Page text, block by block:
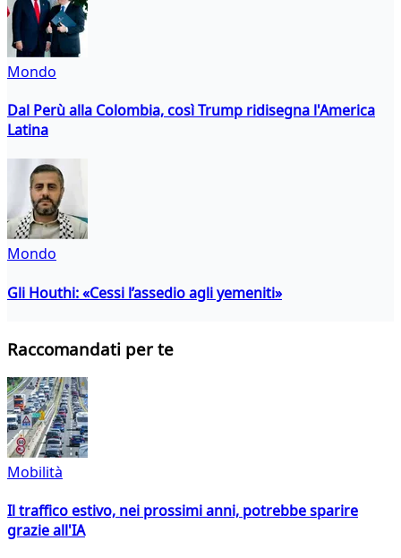
Mondo
Dal Perù alla Colombia, così Trump ridisegna l'America
Latina
Mondo
Gli Houthi: «Cessi l’assedio agli yemeniti»
Raccomandati per te
Mobilità
Il traffico estivo, nei prossimi anni, potrebbe sparire
grazie all'IA